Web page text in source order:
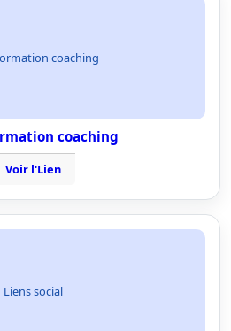
coaching
coaching
Voir l'Lien
Liens social